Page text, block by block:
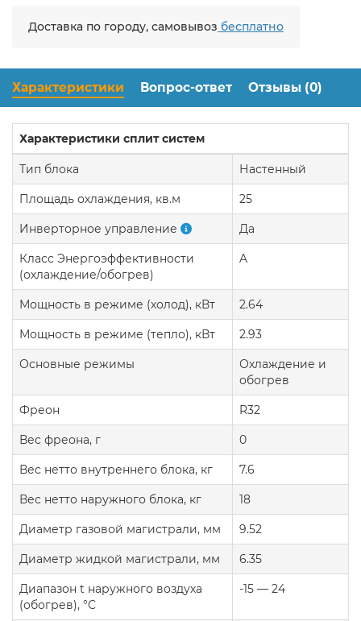
Доставка по городу, самовывоз бесплатно
Характеристики Вопрос-ответ Отзывы (0)
Характеристики сплит систем
Тип блока Настенный
Площадь охлаждения, кв.м 25
Инверторное управление Да
Класс Энергоэффективности
(охлаждение/обогрев)
A
Мощность в режиме (холод), кВт 2.64
Мощность в режиме (тепло), кВт 2.93
Основные режимы
Охлаждение и
обогрев
Фреон R32
Вес фреона, г 0
Вес нетто внутреннего блока, кг 7.6
Вес нетто наружного блока, кг 18
Диаметр газовой магистрали, мм 9.52
Диаметр жидкой магистрали, мм 6.35
Диапазон t наружного воздуха
(обогрев), °C
-15 — 24